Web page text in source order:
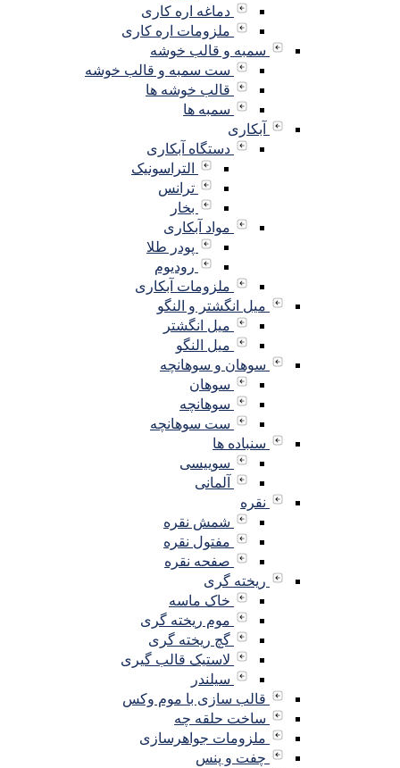
دماغه اره کاری
ملزومات اره کاری
سمبه و قالب خوشه
ست سمبه و قالب خوشه
قالب خوشه ها
سمبه ها
آبکاری
دستگاه آبکاری
التراسونیک
ترانس
بخار
مواد آبکاری
پودر طلا
رودیوم
ملزومات آبکاری
میل انگشتر و النگو
میل انگشتر
میل النگو
سوهان و سوهانچه
سوهان
سوهانچه
ست سوهانچه
سنباده ها
سوییسی
آلمانی
نقره
شمش نقره
مفتول نقره
صفحه نقره
ریخته گری
خاک ماسه
موم ریخته گری
گچ ریخته گری
لاستیک قالب گیری
سیلندر
قالب سازی با موم وکس
ساخت حلقه چه
ملزومات جواهرسازی
چفت و پنس